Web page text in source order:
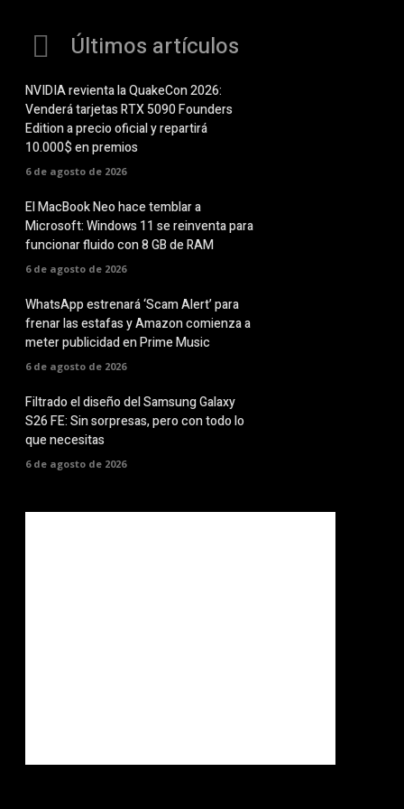
Últimos artículos
NVIDIA revienta la QuakeCon 2026:
Venderá tarjetas RTX 5090 Founders
Edition a precio oficial y repartirá
10.000$ en premios
6 de agosto de 2026
El MacBook Neo hace temblar a
Microsoft: Windows 11 se reinventa para
funcionar fluido con 8 GB de RAM
6 de agosto de 2026
WhatsApp estrenará ‘Scam Alert’ para
frenar las estafas y Amazon comienza a
meter publicidad en Prime Music
6 de agosto de 2026
Filtrado el diseño del Samsung Galaxy
S26 FE: Sin sorpresas, pero con todo lo
que necesitas
6 de agosto de 2026